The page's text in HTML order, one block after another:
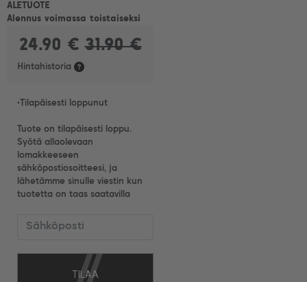
ALETUOTE
Alennus voimassa toistaiseksi
24.90 € 31.90 €
Hintahistoria
•Tilapäisesti loppunut
Tuote on tilapäisesti loppu.
Syötä allaolevaan
lomakkeeseen
sähköpostiosoitteesi, ja
lähetämme sinulle viestin kun
tuotetta on taas saatavilla
TILAA